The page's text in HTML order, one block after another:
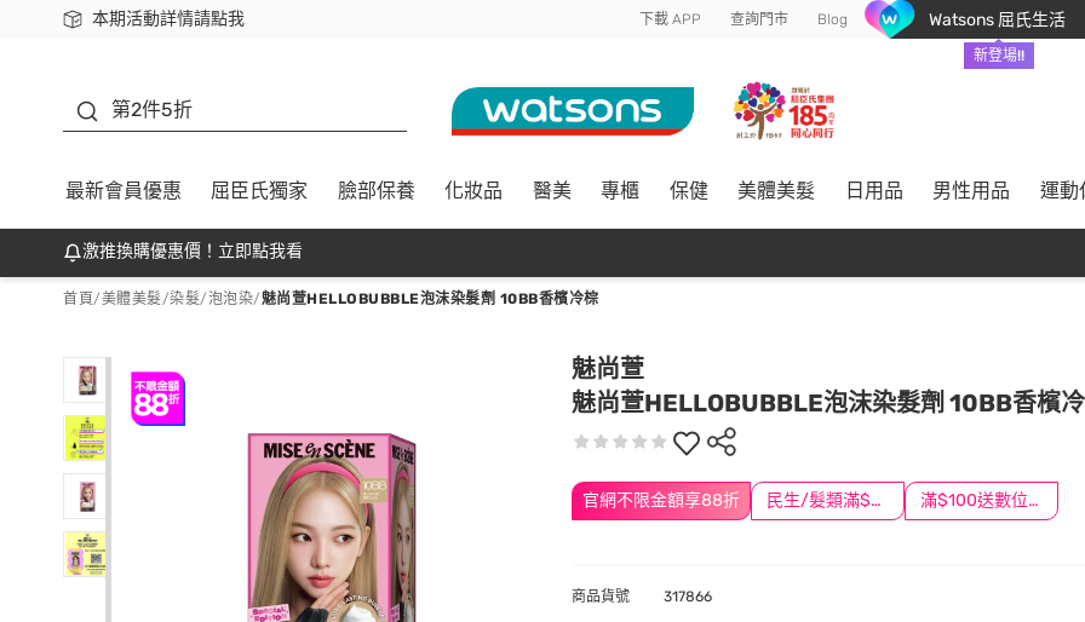
本期活動詳情請點我
下載app最高回饋$350 下載 APP 查詢門市 Blog Watsons 屈氏生活
新登場!!
第2件5折
最新會員優惠 屈臣氏獨家 臉部保養 化妝品 醫美 專櫃 保健 美體美髮 日用品 男性用品 運動
激推換購優惠價！立即點我看
首頁/美體美髮/染髮/泡泡染/魅尚萱HELLOBUBBLE泡沫染髮劑 10BB香檳冷棕
魅尚萱
魅尚萱HELLOBUBBLE泡沫染髮劑 10BB香檳
官網不限金額享88折 民生/髮類滿$388送舒潔冰巾 滿$100送數位印花
商品貨號 317866